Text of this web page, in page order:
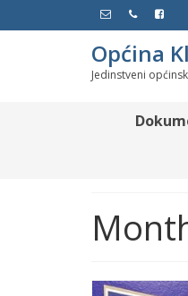
Općina
Jedinstveni